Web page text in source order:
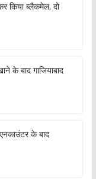
किया ब्लैकमेल, दो
के बाद गाजियाबाद
के बाद